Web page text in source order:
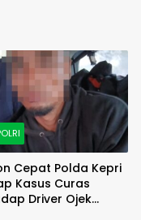
Cepat Polda Kepri
Kasus Curas
Driver Ojek